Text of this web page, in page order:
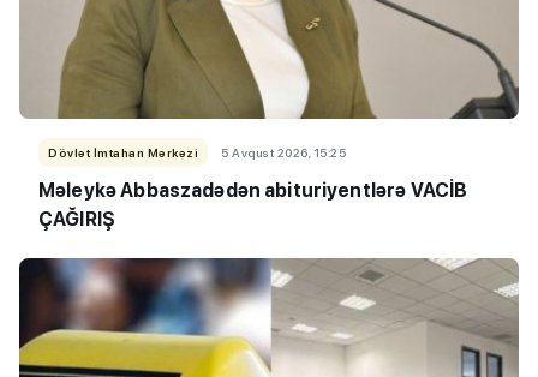
Dövlət İmtahan Mərkəzi 5 Avqust 2026, 15:25
Məleykə Abbaszadədən abituriyentlərə VACİB
ÇAĞIRIŞ